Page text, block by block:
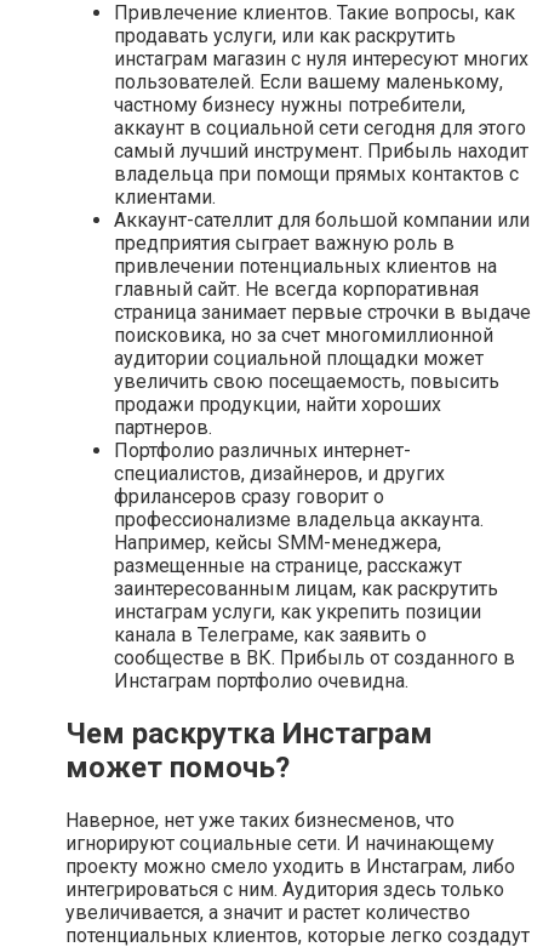
Привлечение клиентов. Такие вопросы, как
продавать услуги, или как раскрутить
инстаграм магазин с нуля интересуют многих
пользователей. Если вашему маленькому,
частному бизнесу нужны потребители,
аккаунт в социальной сети сегодня для этого
самый лучший инструмент. Прибыль находит
владельца при помощи прямых контактов с
клиентами.
Аккаунт-сателлит для большой компании или
предприятия сыграет важную роль в
привлечении потенциальных клиентов на
главный сайт. Не всегда корпоративная
страница занимает первые строчки в выдаче
поисковика, но за счет многомиллионной
аудитории социальной площадки может
увеличить свою посещаемость, повысить
продажи продукции, найти хороших
партнеров.
Портфолио различных интернет-
специалистов, дизайнеров, и других
фрилансеров сразу говорит о
профессионализме владельца аккаунта.
Например, кейсы SMM-менеджера,
размещенные на странице, расскажут
заинтересованным лицам, как раскрутить
инстаграм услуги, как укрепить позиции
канала в Телеграме, как заявить о
сообществе в ВК. Прибыль от созданного в
Инстаграм портфолио очевидна.
Чем раскрутка Инстаграм
может помочь?
Наверное, нет уже таких бизнесменов, что
игнорируют социальные сети. И начинающему
проекту можно смело уходить в Инстаграм, либо
интегрироваться с ним. Аудитория здесь только
увеличивается, а значит и растет количество
потенциальных клиентов, которые легко создадут